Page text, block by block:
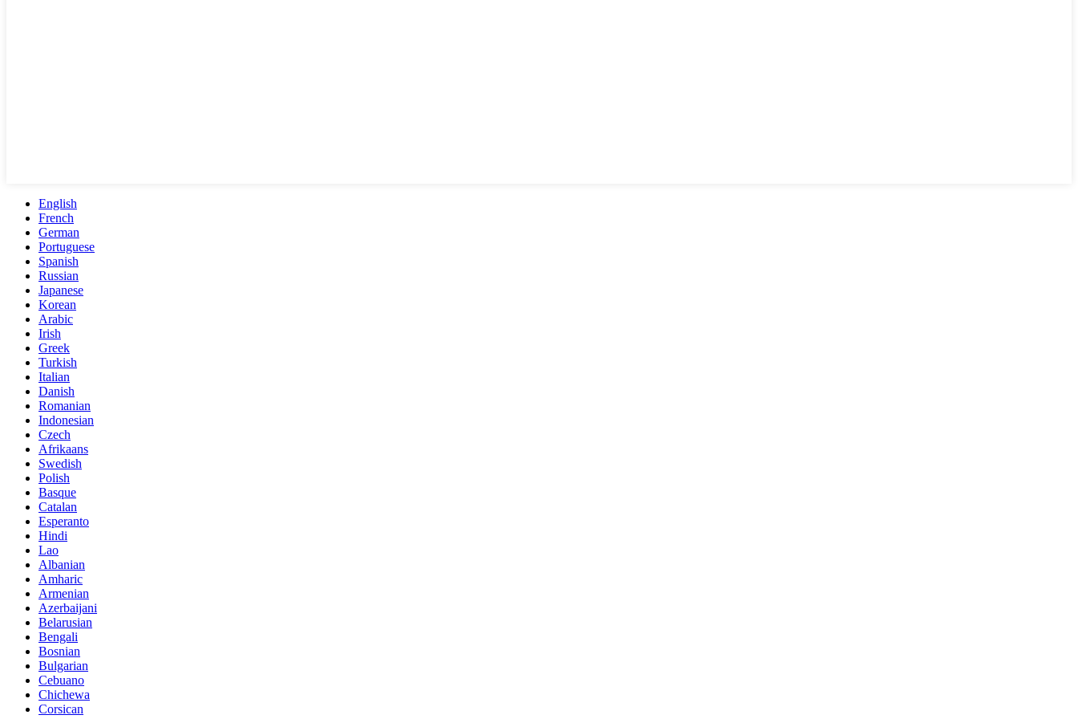
English
French
German
Portuguese
Spanish
Russian
Japanese
Korean
Arabic
Irish
Greek
Turkish
Italian
Danish
Romanian
Indonesian
Czech
Afrikaans
Swedish
Polish
Basque
Catalan
Esperanto
Hindi
Lao
Albanian
Amharic
Armenian
Azerbaijani
Belarusian
Bengali
Bosnian
Bulgarian
Cebuano
Chichewa
Corsican